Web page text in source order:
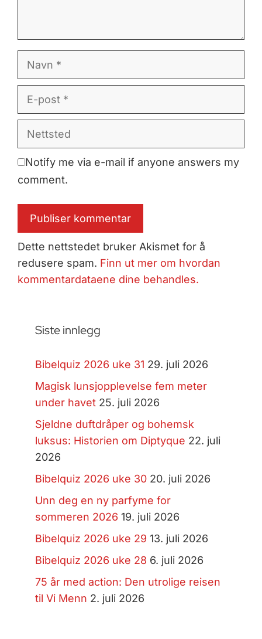
Navn
E-
post
Nettsted
Notify me via e-mail if anyone answers my
comment.
Dette nettstedet bruker Akismet for å
redusere spam. Finn ut mer om hvordan
kommentardataene dine behandles.
Siste innlegg
Bibelquiz 2026 uke 31 29. juli 2026
Magisk lunsjopplevelse fem meter
under havet 25. juli 2026
Sjeldne duftdråper og bohemsk
luksus: Historien om Diptyque 22. juli
2026
Bibelquiz 2026 uke 30 20. juli 2026
Unn deg en ny parfyme for
sommeren 2026 19. juli 2026
Bibelquiz 2026 uke 29 13. juli 2026
Bibelquiz 2026 uke 28 6. juli 2026
75 år med action: Den utrolige reisen
til Vi Menn 2. juli 2026